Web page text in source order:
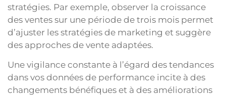
stratégies. Par exemple, observer la croissance
des ventes sur une période de trois mois permet
d’ajuster les stratégies de marketing et suggère
des approches de vente adaptées.
Une vigilance constante à l’égard des tendances
dans vos données de performance incite à des
changements bénéfiques et à des améliorations